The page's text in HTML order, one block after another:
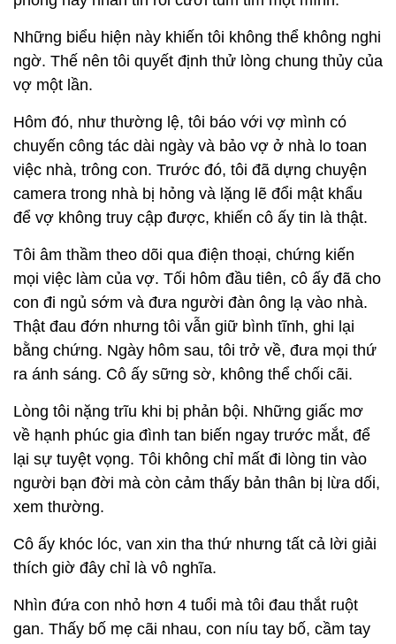
Những biểu hiện này khiến tôi không thể không nghi
ngờ. Thế nên tôi quyết định thử lòng chung thủy của
vợ một lần.
Hôm đó, như thường lệ, tôi báo với vợ mình có
chuyến công tác dài ngày và bảo vợ ở nhà lo toan
việc nhà, trông con. Trước đó, tôi đã dựng chuyện
camera trong nhà bị hỏng và lặng lẽ đổi mật khẩu
để vợ không truy cập được, khiến cô ấy tin là thật.
Tôi âm thầm theo dõi qua điện thoại, chứng kiến
mọi việc làm của vợ. Tối hôm đầu tiên, cô ấy đã cho
con đi ngủ sớm và đưa người đàn ông lạ vào nhà.
Thật đau đớn nhưng tôi vẫn giữ bình tĩnh, ghi lại
bằng chứng. Ngày hôm sau, tôi trở về, đưa mọi thứ
ra ánh sáng. Cô ấy sững sờ, không thể chối cãi.
Lòng tôi nặng trĩu khi bị phản bội. Những giấc mơ
về hạnh phúc gia đình tan biến ngay trước mắt, để
lại sự tuyệt vọng. Tôi không chỉ mất đi lòng tin vào
người bạn đời mà còn cảm thấy bản thân bị lừa dối,
xem thường.
Cô ấy khóc lóc, van xin tha thứ nhưng tất cả lời giải
thích giờ đây chỉ là vô nghĩa.
Nhìn đứa con nhỏ hơn 4 tuổi mà tôi đau thắt ruột
gan. Thấy bố mẹ cãi nhau, con níu tay bố, cầm tay